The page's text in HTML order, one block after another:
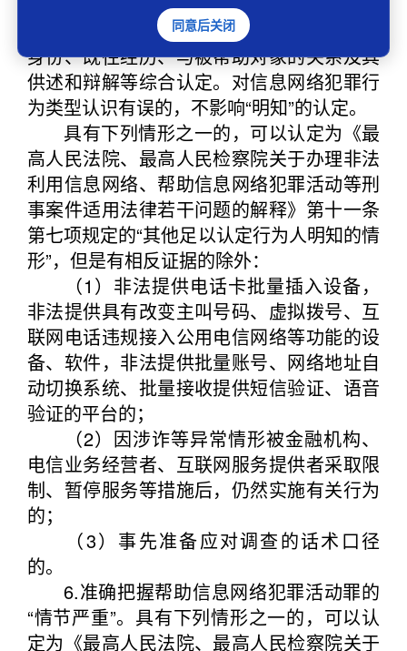
获利等情况，结合行为人的认知能力、职业
身份、既往经历、与被帮助对象的关系及其
供述和辩解等综合认定。对信息网络犯罪行
为类型认识有误的，不影响“明知”的认定。
具有下列情形之一的，可以认定为《最
高人民法院、最高人民检察院关于办理非法
利用信息网络、帮助信息网络犯罪活动等刑
事案件适用法律若干问题的解释》第十一条
第七项规定的“其他足以认定行为人明知的情
形”，但是有相反证据的除外：
（1）非法提供电话卡批量插入设备，
非法提供具有改变主叫号码、虚拟拨号、互
联网电话违规接入公用电信网络等功能的设
备、软件，非法提供批量账号、网络地址自
动切换系统、批量接收提供短信验证、语音
验证的平台的；
（2）因涉诈等异常情形被金融机构、
电信业务经营者、互联网服务提供者采取限
制、暂停服务等措施后，仍然实施有关行为
的；
（3）事先准备应对调查的话术口径
的。
6.准确把握帮助信息网络犯罪活动罪的
“情节严重”。具有下列情形之一的，可以认
定为《最高人民法院、最高人民检察院关于
同意后关闭